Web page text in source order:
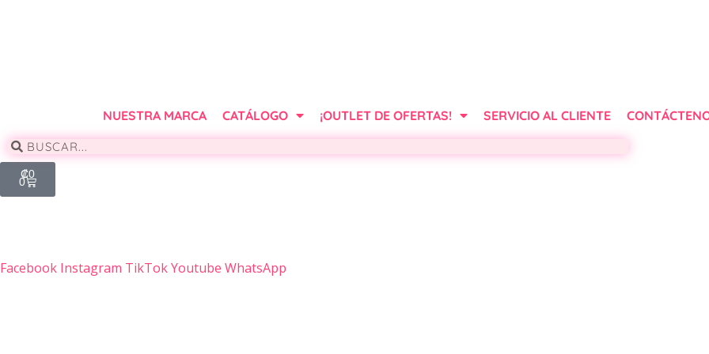
NUESTRA MARCA CATÁLOGO ¡OUTLET DE OFERTAS! SERVICIO AL CLIENTE
₡0
0
Facebook Instagram TikTokYoutube WhatsApp